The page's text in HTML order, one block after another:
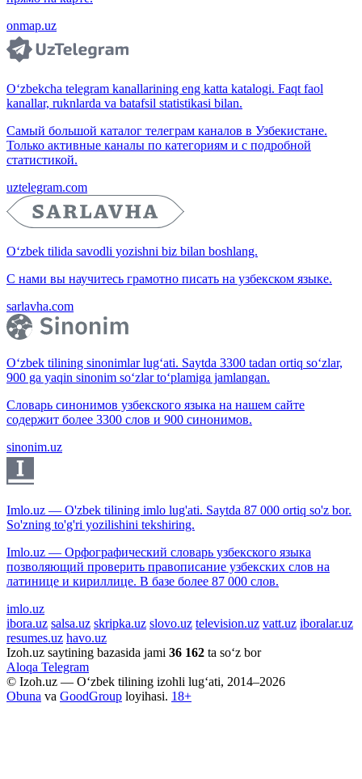
onmap.uz
O‘zbekcha telegram kanallarining eng katta katalogi. Faqt faol
kanallar, ruknlarda va batafsil statistikasi bilan.
Самый большой каталог телеграм каналов в Узбекистане.
Только активные каналы по категориям и с подробной
статистикой.
uztelegram.com
O‘zbek tilida savodli yozishni biz bilan boshlang.
С нами вы научитесь грамотно писать на узбекском языке.
sarlavha.com
O‘zbek tilining sinonimlar lug‘ati. Saytda 3300 tadan ortiq so‘zlar,
900 ga yaqin sinonim so‘zlar to‘plamiga jamlangan.
Словарь синонимов узбекского языка на нашем сайте
содержит более 3300 слов и 900 синонимов.
sinonim.uz
Imlo.uz — O'zbek tilining imlo lug'ati. Saytda 87 000 ortiq so'z bor.
So'zning to'g'ri yozilishini tekshiring.
Imlo.uz — Орфографический словарь узбекского языка
позволяющий проверить правописание узбекских слов на
латинице и кириллице. В базе более 87 000 слов.
imlo.uz
ibora.uz salsa.uz skripka.uz slovo.uz television.uz vatt.uz iboralar.uz
resumes.uz havo.uz
Izoh.uz saytining bazasida jami 36 162 ta so‘z bor
Aloqa Telegram
© Izoh.uz — O‘zbek tilining izohli lug‘ati, 2014–2026
Obuna va GoodGroup loyihasi. 18+